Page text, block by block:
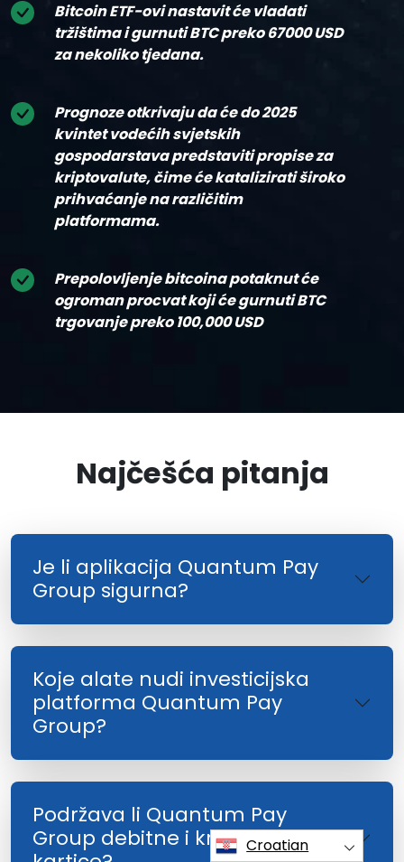
Bitcoin ETF-ovi nastavit će vladati
tržištima i gurnuti BTC preko 67000 USD
za nekoliko tjedana.
Prognoze otkrivaju da će do 2025
kvintet vodećih svjetskih
gospodarstava predstaviti propise za
kriptovalute, čime će katalizirati široko
prihvaćanje na različitim
platformama.
Prepolovljenje bitcoina potaknut će
ogroman procvat koji će gurnuti BTC
trgovanje preko 100,000 USD
Najčešća pitanja
Je li aplikacija Quantum Pay
Group sigurna?
Koje alate nudi investicijska
platforma Quantum Pay
Group?
Podržava li Quantum Pay
Group debitne i kreditneCroatian